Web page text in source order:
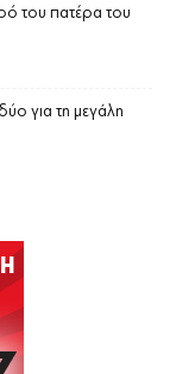
του πατέρα του
για τη μεγάλη